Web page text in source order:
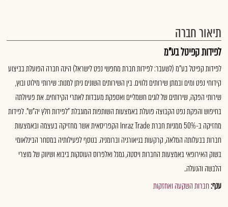
תיאור חברה
לפידות קפיטל בע"מ
לפידות קפיטל בע"מ (לשעבר: לפידות חברת מחפשי נפט לישראל) הינה חברה הפועלת בביצוע
קידוחי נפט ומים ובמתן שירותים נלווים. בין השירותים השונים ניתן למנות: שירותי מילוט ובוץ,
שירותי הפקה, שירותים של לוגים חשמליים ואספקת מעבדות לאתרי הקידוחים. את פעיולתה
בחיפוש והפקת נפט הקבוצה פועלת באמצעות השותפות המוגבלת "לפידות חלץ יה"ש". לפידות
מחזיקה ב-50% ממניות חברת Inraz Trade הקפריסאית אשר מחזיקה בעצמה ובאמצעות
חברות בבעלותה המלאה, קרקעות בגיאורגיה וברומניה. בנוסף לפעילותיה במסחר הבינלאומי
בשוק האירופאי באמצעות החברות ויסטה, גמנל ואלפרוס העוסקות ביבוא ושיווק של מוצרי
הלבשה והנעלה..
ענף:חברות השקעה ואחזקות